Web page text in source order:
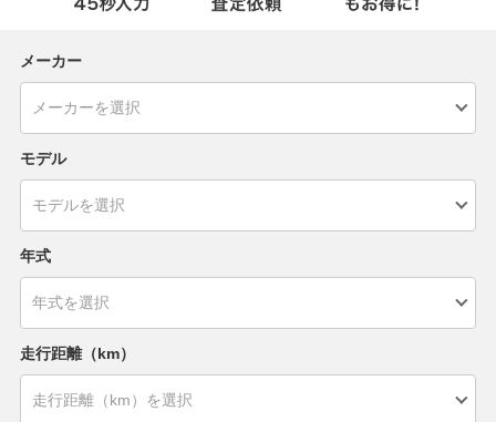
メーカー
モデル
年式
走行距離（km）